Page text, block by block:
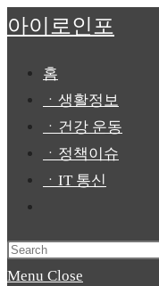
Skip
content
아이로인포
홈
ㆍ생활정보
ㆍ건강 운동
ㆍ정책이슈
ㆍIT 통신
search
Menu Close